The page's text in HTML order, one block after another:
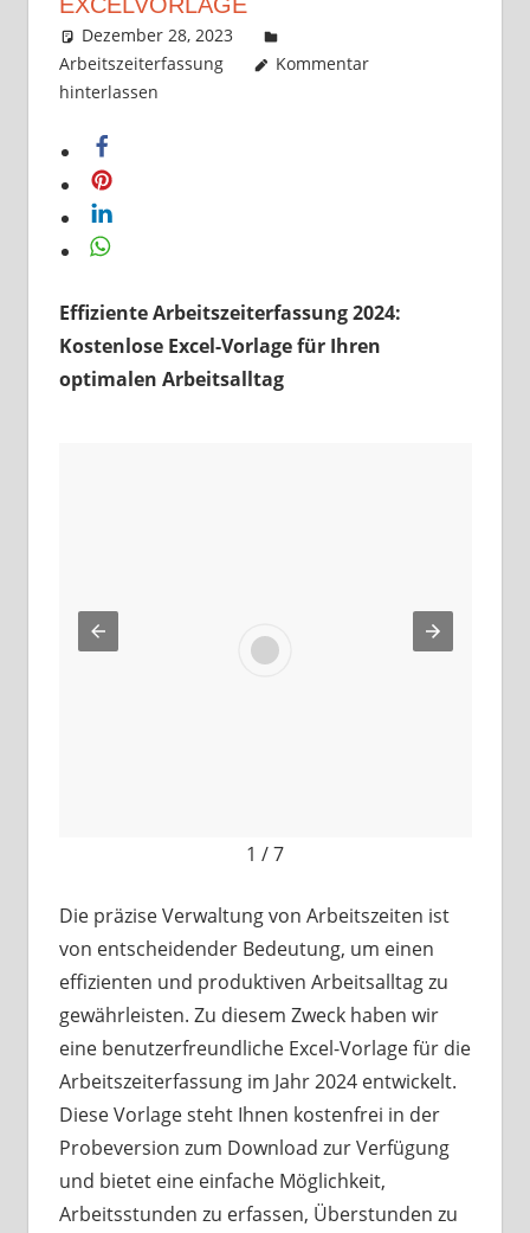
Dezember 28, 2023
Arbeitszeiterfassung
Kommentar
hinterlassen
Effiziente Arbeitszeiterfassung 2024:
Kostenlose Excel-Vorlage für Ihren
optimalen Arbeitsalltag
1 / 7
Die präzise Verwaltung von Arbeitszeiten ist
von entscheidender Bedeutung, um einen
effizienten und produktiven Arbeitsalltag zu
gewährleisten. Zu diesem Zweck haben wir
eine benutzerfreundliche Excel-Vorlage für die
Arbeitszeiterfassung im Jahr 2024 entwickelt.
Diese Vorlage steht Ihnen kostenfrei in der
Probeversion zum Download zur Verfügung
und bietet eine einfache Möglichkeit,
Arbeitsstunden zu erfassen, Überstunden zu